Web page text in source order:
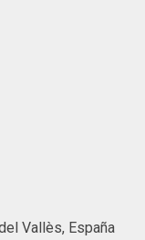
Vallès, España